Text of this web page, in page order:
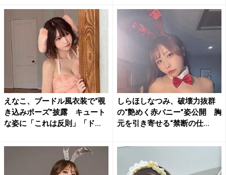
えなこ、プードル風衣装で“覗
き込みポーズ”披露 キュート
な姿に「これは反則」「ド...
しらほしなつみ、破壊力抜群
の“艶めく赤バニー”姿公開 胸
元を引き寄せる“禁断の仕...